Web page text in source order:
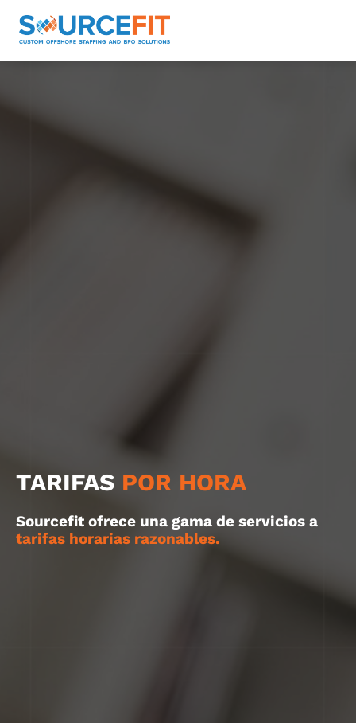
TARIFAS POR HORA
Sourcefit ofrece una gama de servicios a
tarifas horarias razonables.